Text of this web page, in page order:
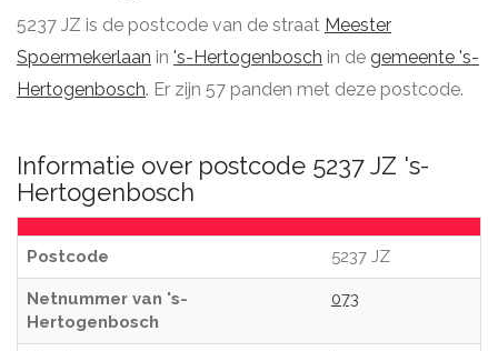
5237 JZ is de postcode van de straat Meester
Spoermekerlaan in 's-Hertogenbosch in de gemeente 's-
Hertogenbosch. Er zijn 57 panden met deze postcode.
Informatie over postcode 5237 JZ 's-
Hertogenbosch
Postcode 5237 JZ
Netnummer van 's-
Hertogenbosch
073